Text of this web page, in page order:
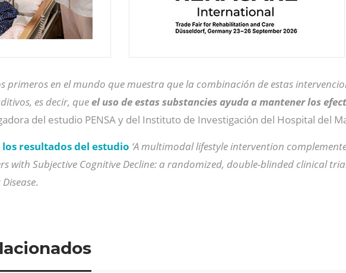
primeros en el mundo que muestra que la combinación de estas
es decir, queel uso de estas substancies ayuda a mantener los
del estudio PENSA y del Instituto de Investigación del Hospital del
resultados del estudio ‘A multimodal lifestyle intervention
with Subjective Cognitive Decline: a randomized, double-blinded clinical trial
.